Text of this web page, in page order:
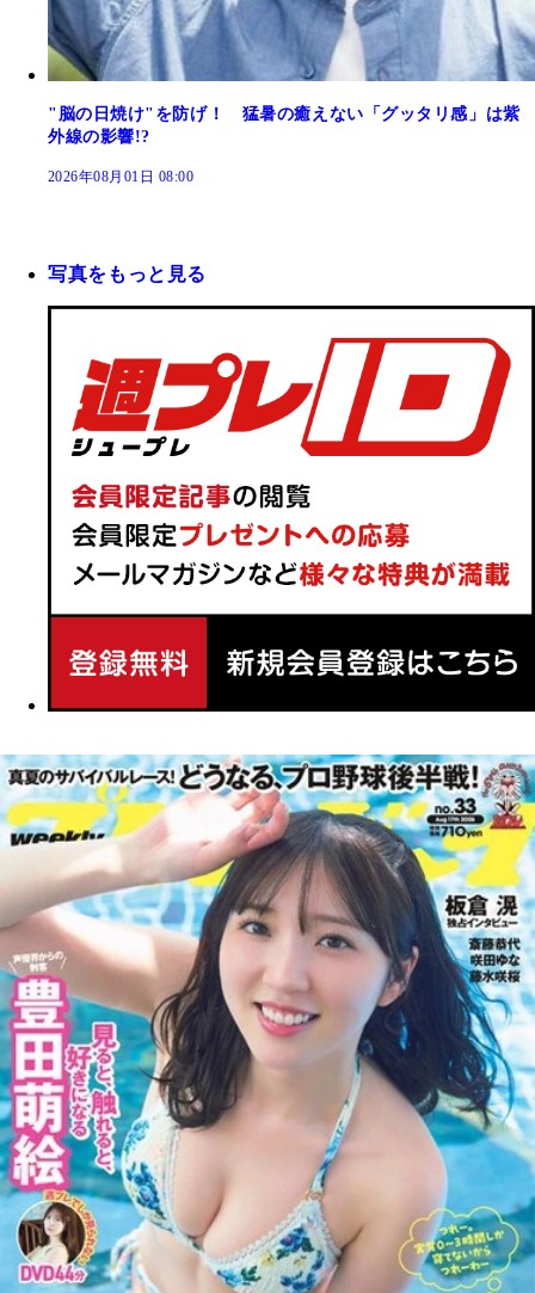
"脳の日焼け"を防げ！ 猛暑の癒えない「グッタリ感」は紫
外線の影響!?
2026年08月01日 08:00
写真をもっと見る